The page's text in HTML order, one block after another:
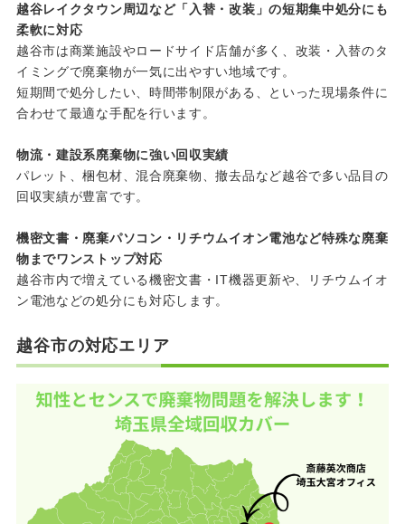
越谷レイクタウン周辺など「入替・改装」の短期集中処分にも
柔軟に対応
越谷市は商業施設やロードサイド店舗が多く、改装・入替のタ
イミングで廃棄物が一気に出やすい地域です。
短期間で処分したい、時間帯制限がある、といった現場条件に
合わせて最適な手配を行います。
物流・建設系廃棄物に強い回収実績
パレット、梱包材、混合廃棄物、撤去品など越谷で多い品目の
回収実績が豊富です。
機密文書・廃棄パソコン・リチウムイオン電池など特殊な廃棄
物までワンストップ対応
越谷市内で増えている機密文書・IT機器更新や、リチウムイオ
ン電池などの処分にも対応します。
越谷市の対応エリア